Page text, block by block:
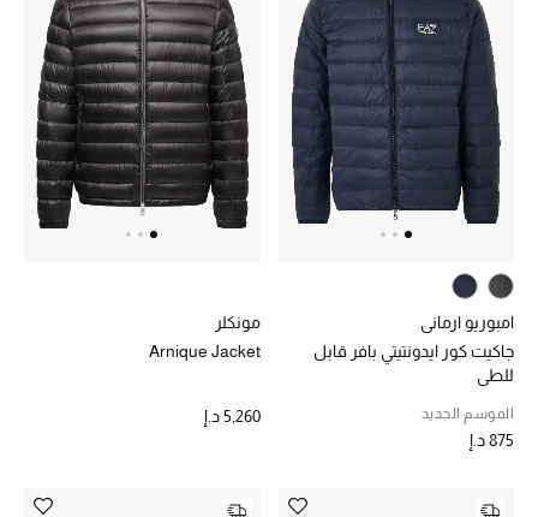
تشكيلة الأعراس
حقائب وأحذية متطابقة
هدايا للنساء
ركن الفخامة
جميع الحقائب النسائية
جميع الإكسسورات النسائية
امبوريو ارماني
جاكيت كور ايدونتيتي بافر قابل
للطي
الموسم الجديد
875 د.إ
مونكلر
Arnique Jacket
5,260 د.إ